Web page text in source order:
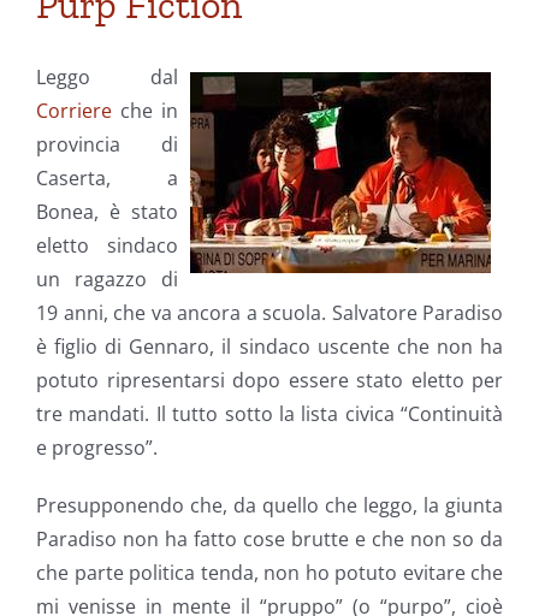
Leggo dal
Corriere che in
provincia di
Caserta, a
Bonea, è stato
eletto sindaco
un ragazzo di
19 anni, che va ancora a scuola. Salvatore Paradiso
è figlio di Gennaro, il sindaco uscente che non ha
potuto ripresentarsi dopo essere stato eletto per
tre mandati. Il tutto sotto la lista civica “Continuità
e progresso”.
Presupponendo che, da quello che leggo, la giunta
Paradiso non ha fatto cose brutte e che non so da
che parte politica tenda, non ho potuto evitare che
mi venisse in mente il “pruppo” (o “purpo”, cioè